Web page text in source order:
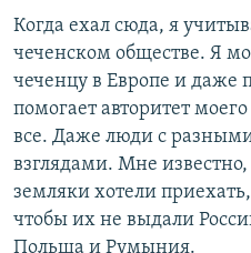
Когда ехал сюда, я
чеченском обществе. Я
чеченцу в Европе и даже
помогает авторитет
все. Даже люди с
взглядами. Мне
земляки хотели
чтобы их не выдали
Польша и Румыния.